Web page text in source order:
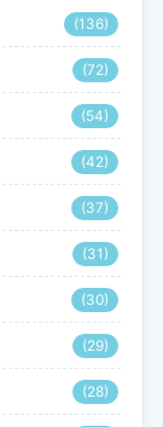
(136)
(72)
(54)
(42)
(37)
(31)
(30)
(29)
(28)